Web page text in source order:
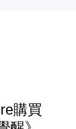
購買